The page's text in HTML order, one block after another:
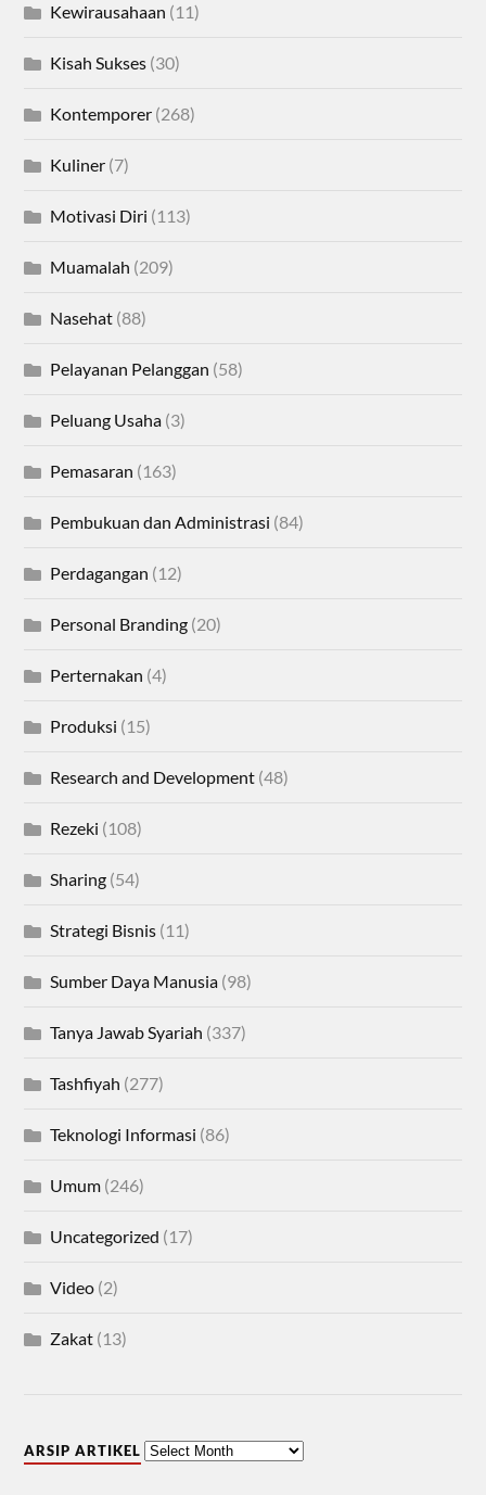
Kewirausahaan (11)
Kisah Sukses (30)
Kontemporer (268)
Kuliner (7)
Motivasi Diri (113)
Muamalah (209)
Nasehat (88)
Pelayanan Pelanggan (58)
Peluang Usaha (3)
Pemasaran (163)
Pembukuan dan Administrasi (84)
Perdagangan (12)
Personal Branding (20)
Perternakan (4)
Produksi (15)
Research and Development (48)
Rezeki (108)
Sharing (54)
Strategi Bisnis (11)
Sumber Daya Manusia (98)
Tanya Jawab Syariah (337)
Tashfiyah (277)
Teknologi Informasi (86)
Umum (246)
Uncategorized (17)
Video (2)
Zakat (13)
ARSIP ARTIKEL